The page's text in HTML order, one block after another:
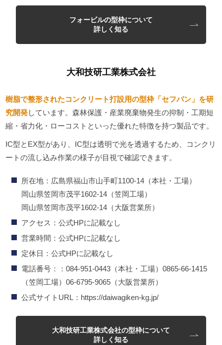
フォービルの型枠について
詳しく知る
大和技研工業株式会社
樹脂で整形されたコンクリート打設用の型枠「セフバン」を研
究開発しています。森林保護・産業廃棄物発生の抑制・工期短
縮・省力化・ローコストといった優れた特徴を持つ製品です。
IC型とEX型があり、IC型は透明で光を透過するため、コンクリ
ートの流し込み作業の様子が目視で確認できます。
所在地：広島県福山市山手町1100-14（本社・工場）
岡山県笠岡市茂平1602-14（笠岡工場）
岡山県笠岡市茂平1602-14（大阪営業所）
アクセス：公式HPに記載なし
営業時間：公式HPに記載なし
定休日：公式HPに記載なし
電話番号：：084-951-0443（本社・工場）0865-66-1415
（笠岡工場）06-6795-9065（大阪営業所）
公式サイトURL：https://daiwagiken-kg.jp/
大和技研工業株式会社の型枠について
詳しく知る